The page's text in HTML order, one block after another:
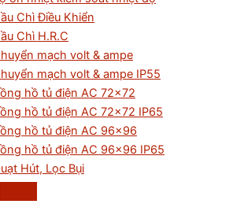
Chì Điều Khiển
Chì H.R.C
mạch volt & ampe
mạch volt & ampe IP55
hồ tủ điện AC 72×72
hồ tủ điện AC 72×72 IP65
hồ tủ điện AC 96×96
hồ tủ điện AC 96×96 IP65
Hút, Lọc Bụi